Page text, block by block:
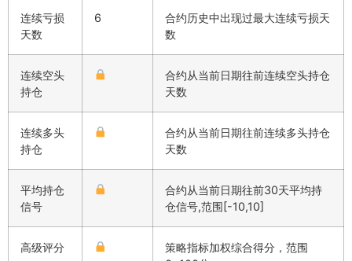
连续亏损
天数
6
合约历史中出现过最大连续亏损天
数
连续空头
持仓
合约从当前日期往前连续空头持仓
天数
连续多头
持仓
合约从当前日期往前连续多头持仓
天数
平均持仓
信号
合约从当前日期往前30天平均持
仓信号,范围[-10,10]
高级评分
策略指标加权综合得分，范围